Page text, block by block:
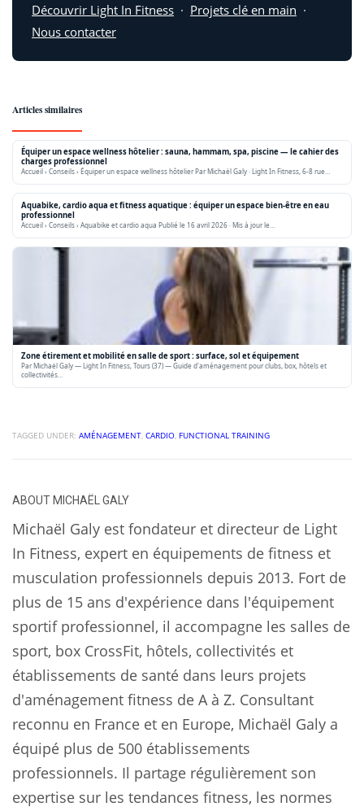
Découvrir Light In Fitness · Projets clé en main ·
Nous contacter
Articles similaires
Équiper un espace wellness hôtelier : sauna, hammam, spa, piscine — le cahier des
charges professionnel
Accueil › Conseils › Équiper un espace wellness hôtelier Par Michaël Galy · Light In Fitness, 6-8 rue…
Aquabike, cardio aqua et fitness aquatique : équiper un espace bien-être en eau
professionnel
Accueil › Conseils › Aquabike et cardio aqua Publié le 16 avril 2026 · Mis à jour le…
Zone étirement et mobilité en salle de sport : surface, sol et équipement
Par Michaël Galy — Light In Fitness, Tours (37) — Guide d'aménagement pour clubs, box, hôtels et
collectivités…
TAGGED UNDER: AMÉNAGEMENT, CARDIO, FUNCTIONAL TRAINING
ABOUT MICHAËL GALY
Michaël Galy est fondateur et directeur de Light
In Fitness, expert en équipements de fitness et
musculation professionnels depuis 2013. Fort de
plus de 15 ans d'expérience dans l'équipement
sportif professionnel, il accompagne les salles de
sport, box CrossFit, hôtels, collectivités et
établissements de santé dans leurs projets
d'aménagement fitness de A à Z. Consultant
reconnu en France et en Europe, Michaël Galy a
équipé plus de 500 établissements
professionnels. Il partage régulièrement son
expertise sur les tendances fitness, les normes